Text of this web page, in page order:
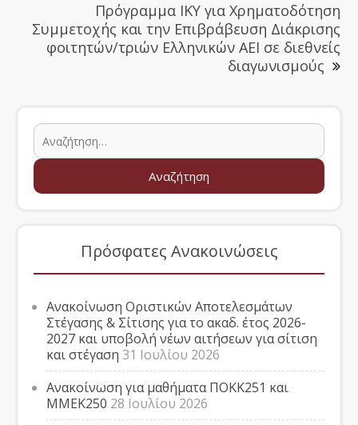
Πρόγραμμα ΙΚΥ για Χρηματοδότηση
Συμμετοχής και την Επιβράβευση Διάκρισης
φοιτητών/τριών Ελληνικών ΑΕΙ σε διεθνείς
διαγωνισμούς
Πρόσφατες Ανακοινώσεις
Ανακοίνωση Οριστικών Αποτελεσμάτων
Στέγασης & Σίτισης για το ακαδ. έτος 2026-
2027 και υποβολή νέων αιτήσεων για σίτιση
και στέγαση 31 Ιουλίου 2026
Ανακοίνωση για μαθήματα ΠΟΚΚ251 και
ΜΜΕΚ250 28 Ιουλίου 2026